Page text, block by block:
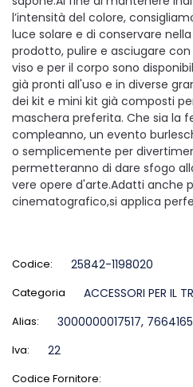
l’intensità del colore,
luce solare e di conservare
prodotto, pulire e asciugare
viso e per il corpo sono
già pronti all'uso e in diverse
dei kit e mini kit già composti
maschera preferita. Che sia la
compleanno, un evento
o semplicemente per
permetteranno di dare sfogo
vere opere d'arte.Adatti anche
cinematografico,si applica
Codice: 25842-1198020
Categoria ACCESSORI PER IL
Alias: 3000000017517,
Iva: 22
Codice Fornitore: